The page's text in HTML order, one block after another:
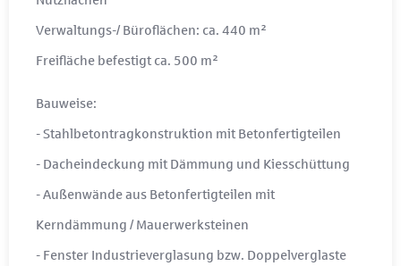
Verwaltungs-/ Büroflächen: ca. 440 m²
Freifläche befestigt ca. 500 m²
Bauweise:
- Stahlbetontragkonstruktion mit Betonfertigteilen
- Dacheindeckung mit Dämmung und Kiesschüttung
- Außenwände aus Betonfertigteilen mit
Kerndämmung / Mauerwerksteinen
- Fenster Industrieverglasung bzw. Doppelverglaste